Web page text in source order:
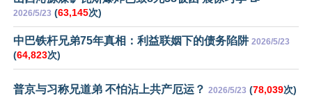
2026/5/23 (63,145次)
中巴铁杆兄弟75年真相：利益联姻下的债务陷阱 2026/5/23
(64,823次)
普京与习称兄道弟 不怕沾上共产厄运？ 2026/5/23 (78,039次)